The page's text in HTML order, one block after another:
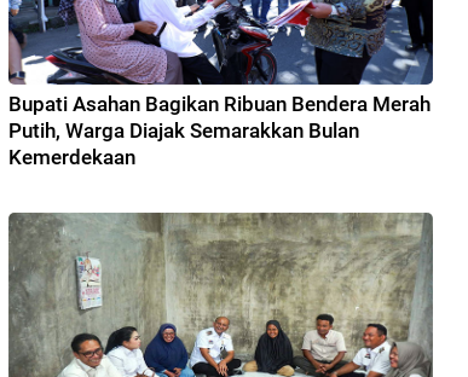
Bupati Asahan Bagikan Ribuan Bendera Merah
Putih, Warga Diajak Semarakkan Bulan
Kemerdekaan